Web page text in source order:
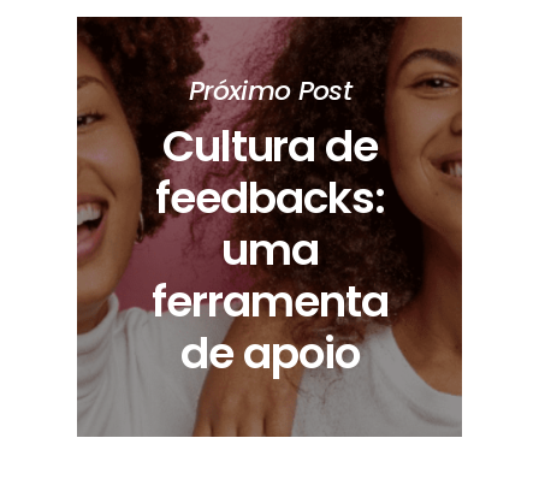
Próximo Post
Cultura de
feedbacks:
uma
ferramenta
de apoio